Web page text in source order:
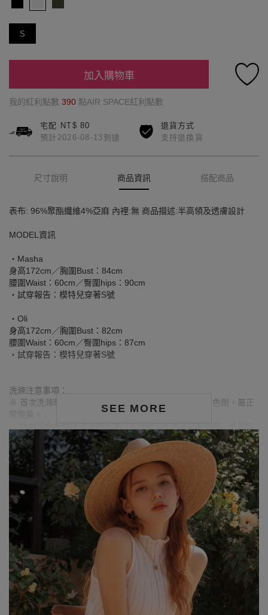
S
加入購物車
我的紅利點數 390 點AIR SPACE紅利點數
宅配 NT$ 80
預計2026-08-13到達
退貨方式
支持退換貨
尺寸說明 商品資訊 搭配商品
SEE MORE
表布: 96%聚酯纖維4%亞麻 內裡:無 商品描述:半高領及透膚設計
MODEL資訊
‧Masha
身高172cm／胸圍Bust：84cm
腰圍Waist：60cm／臀圍hips：90cm
‧試穿報告：模特兒穿著S號
‧Oli
身高172cm／胸圍Bust：82cm
腰圍Waist：60cm／臀圍hips：87cm
‧試穿報告：模特兒穿著S號
洗滌注意事項：
※ 首次洗滌時，深色／飽和色系布料較易釋出多餘的固色劑，屬正
劑，減少移染或掉色風險。
※ 請與淺色衣物分開洗滌，避免互相染色或產生移染情形。
※ 穿搭時亦建議避免與淺色配件、包款、飾品一同使用，以降低因
摩擦或潮濕造成染色的可能性。
※ 顏色請參考單品圖片較為接近，但因圖檔顏色會因個人電腦螢幕
設定差異略有不同，請以實際商品顏色為準。